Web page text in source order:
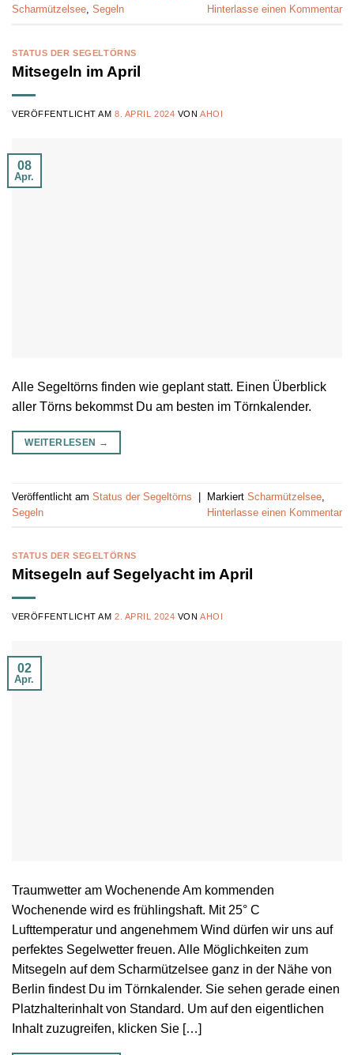
Scharmützelsee, Segeln Hinterlasse einen Kommentar
STATUS DER SEGELTÖRNS
Mitsegeln im April
VERÖFFENTLICHT AM8. APRIL 2024 VONAHOI
08
Apr.
Alle Segeltörns finden wie geplant statt. Einen Überblick
aller Törns bekommst Du am besten im Törnkalender.
WEITERLESEN →
Veröffentlicht am Status der Segeltörns | Markiert Scharmützelsee
Segeln
Hinterlasse einen Kommentar
STATUS DER SEGELTÖRNS
Mitsegeln auf Segelyacht im April
VERÖFFENTLICHT AM2. APRIL 2024 VONAHOI
02
Apr.
Traumwetter am Wochenende Am kommenden
Wochenende wird es frühlingshaft. Mit 25° C
Lufttemperatur und angenehmem Wind dürfen wir uns auf
perfektes Segelwetter freuen. Alle Möglichkeiten zum
Mitsegeln auf dem Scharmützelsee ganz in der Nähe von
Berlin findest Du im Törnkalender. Sie sehen gerade einen
Platzhalterinhalt von Standard. Um auf den eigentlichen
Inhalt zuzugreifen, klicken Sie […]